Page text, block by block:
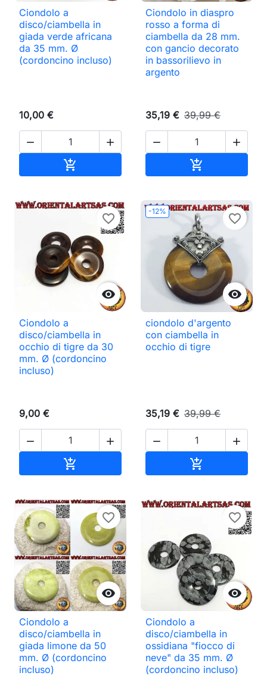
Ciondolo a
disco/ciambella in
giada verde africana
da 35 mm. Ø
(cordoncino incluso)
10,00 €
 

Ciondolo in diaspro
rosso a forma di
ciambella da 28 mm.
con gancio decorato
in bassorilievo in
argento
35,19 € 39,99 €
 


favorite_border
Ciondolo a
disco/ciambella in
occhio di tigre da 30
mm. Ø (cordoncino
incluso)
9,00 €
 

-12%

favorite_border
ciondolo d'argento
con ciambella in
occhio di tigre
35,19 € 39,99 €
 


favorite_border
Ciondolo a
disco/ciambella in
giada limone da 50
mm. Ø (cordoncino
incluso)

favorite_border
Ciondolo a
disco/ciambella in
ossidiana "fiocco di
neve" da 35 mm. Ø
(cordoncino incluso)